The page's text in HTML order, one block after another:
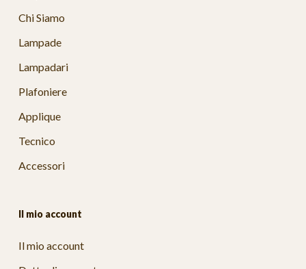
Chi Siamo
Lampade
Lampadari
Plafoniere
Applique
Tecnico
Accessori
Il mio account
Il mio account